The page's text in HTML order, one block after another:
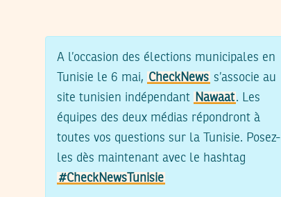
A l’occasion des élections municipales en
Tunisie le 6 mai, CheckNews s’associe au
site tunisien indépendant Nawaat. Les
équipes des deux médias répondront à
toutes vos questions sur la Tunisie. Posez-
les dès maintenant avec le hashtag
#CheckNewsTunisie